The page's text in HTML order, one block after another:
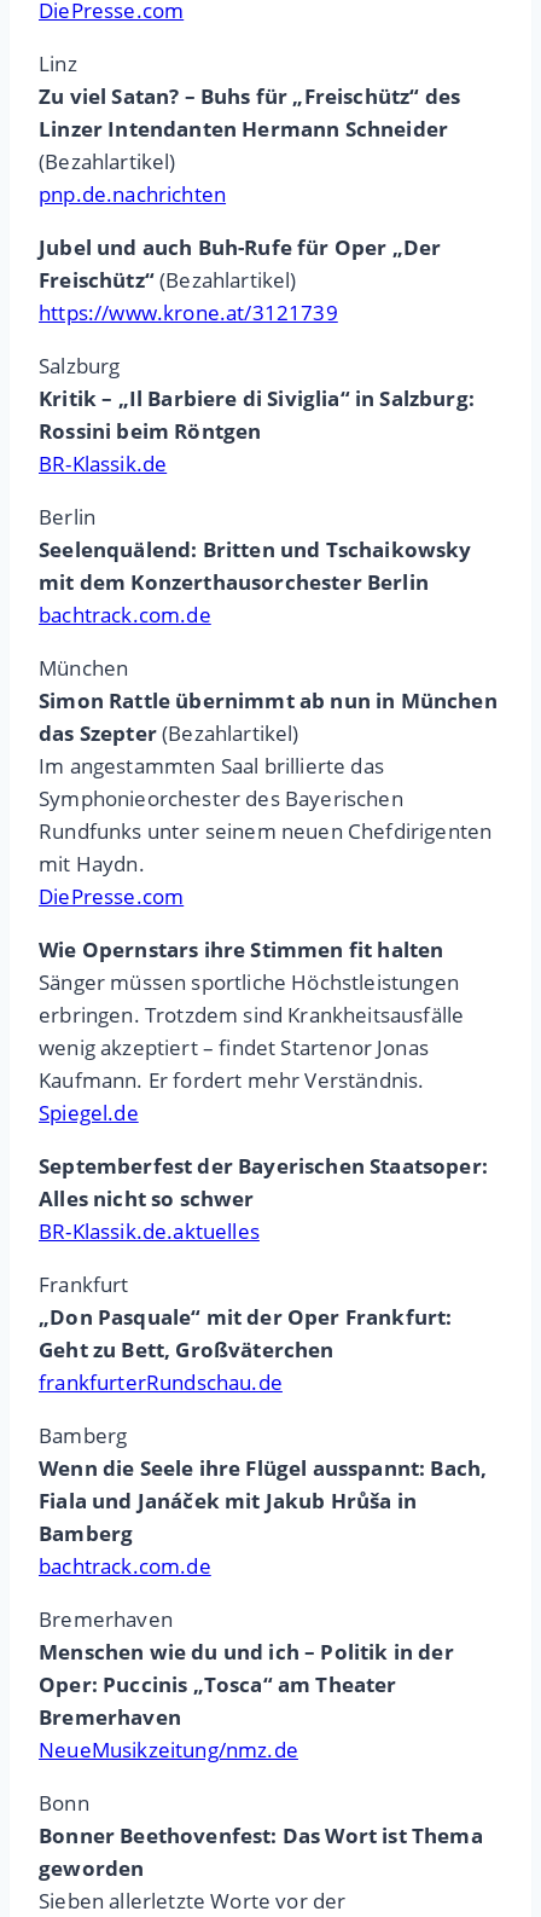
DiePresse.com
Linz
Zu viel Satan? – Buhs für „Freischütz“ des
Linzer Intendanten Hermann Schneider
(Bezahlartikel)
pnp.de.nachrichten
Jubel und auch Buh-Rufe für Oper „Der
Freischütz“(Bezahlartikel)
https://www.krone.at/3121739
Salzburg
Kritik – „Il Barbiere di Siviglia“ in Salzburg:
Rossini beim Röntgen
BR-Klassik.de
Berlin
Seelenquälend: Britten und Tschaikowsky
mit dem Konzerthausorchester Berlin
bachtrack.com.de
München
Simon Rattle übernimmt ab nun in München
das Szepter(Bezahlartikel)
Im angestammten Saal brillierte das
Symphonieorchester des Bayerischen
Rundfunks unter seinem neuen Chefdirigenten
mit Haydn.
DiePresse.com
Wie Opernstars ihre Stimmen fit halten
Sänger müssen sportliche Höchstleistungen
erbringen. Trotzdem sind Krankheitsausfälle
wenig akzeptiert – findet Startenor Jonas
Kaufmann. Er fordert mehr Verständnis.
Spiegel.de
Septemberfest der Bayerischen Staatsoper:
Alles nicht so schwer
BR-Klassik.de.aktuelles
Frankfurt
„Don Pasquale“ mit der Oper Frankfurt:
Geht zu Bett, Großväterchen
frankfurterRundschau.de
Bamberg
Wenn die Seele ihre Flügel ausspannt: Bach,
Fiala und Janáček mit Jakub Hrůša in
Bamberg
bachtrack.com.de
Bremerhaven
Menschen wie du und ich – Politik in der
Oper: Puccinis „Tosca“ am Theater
Bremerhaven
NeueMusikzeitung/nmz.de
Bonn
Bonner Beethovenfest: Das Wort ist Thema
geworden
Sieben allerletzte Worte vor der